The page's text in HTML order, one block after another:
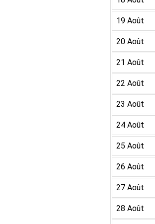
19 Août
20 Août
21 Août
22 Août
23 Août
24 Août
25 Août
26 Août
27 Août
28 Août